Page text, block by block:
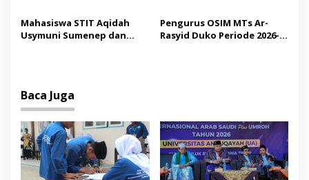
Operator Diaudit
Pendidikan Berbasis
Budaya
Mahasiswa STIT Aqidah
Usymuni Sumenep dan
Pengurus OSIM MTs Ar-
Rasyid Duko Periode 2026-
Baca Juga